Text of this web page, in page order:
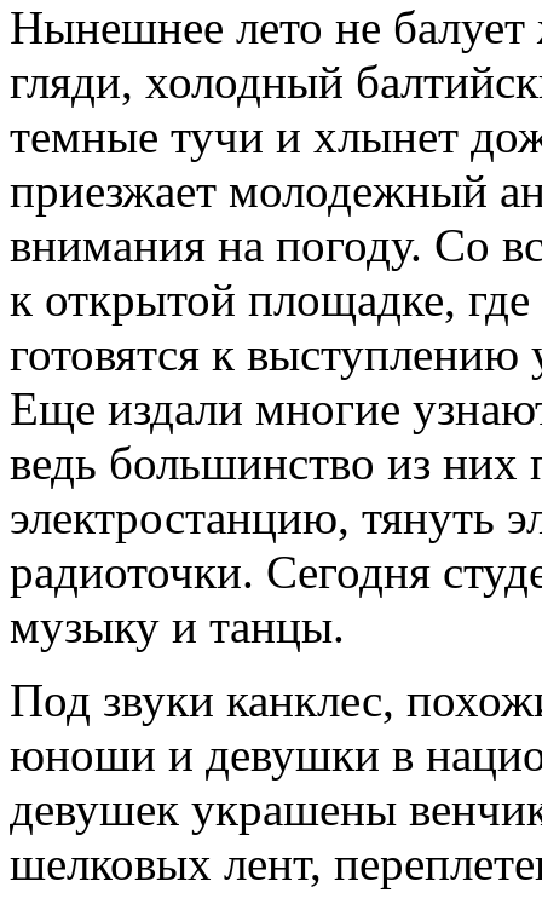
Нынешнее лето не балует
гляди, холодный
темные тучи и хлынет
приезжает молодежный
внимания на погоду. Со
к открытой площадке,
готовятся к выступлению
Еще издали многие
ведь большинство из них
электростанцию, тянуть
радиоточки. Сегодня
музыку и танцы.
Под звуки канклес,
юноши и девушки в
девушек украшены
шелковых лент,